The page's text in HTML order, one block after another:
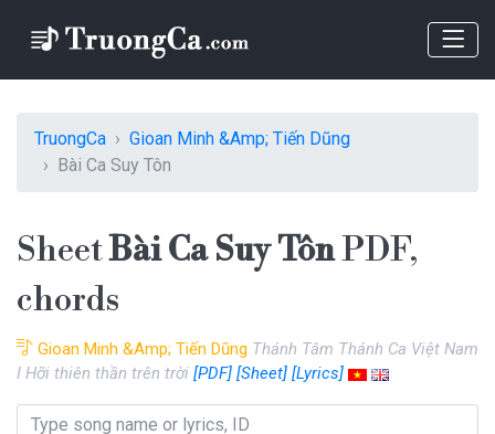
TruongCa
Gioan Minh &Amp; Tiến Dũng
Bài Ca Suy Tôn
SheetBài Ca Suy TônPDF,
chords
Gioan Minh &Amp; Tiến Dũng Thánh Tâm Thánh Ca Việt Nam
I Hỡi thiên thần trên trời [PDF] [Sheet] [Lyrics]